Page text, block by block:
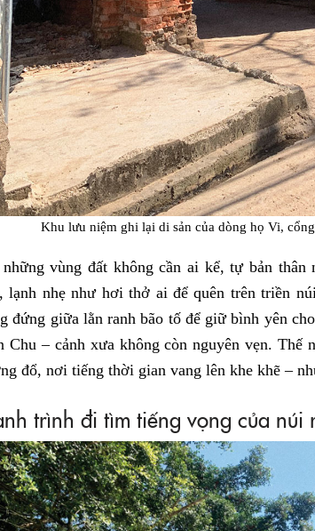
Khu lưu niệm ghi lại di sản của dòng họ Vi,
vùng đất không cần ai kể, tự bản
lạnh nhẹ như hơi thở ai để quên trên triền
đứng giữa lằn ranh bão tố để giữ bình yên
Chu – cảnh xưa không còn nguyên vẹn. Thế
đổ, nơi tiếng thời gian vang lên khe khẽ –
trình đi tìm tiếng vọng của núi